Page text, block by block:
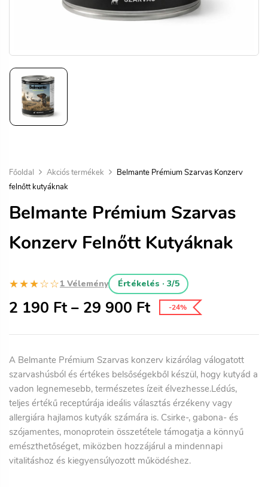
Főoldal Akciós termékek
Belmante Prémium Szarvas Konzerv
felnőtt kutyáknak
Belmante Prémium Szarvas
Konzerv Felnőtt Kutyáknak
★★★☆☆1 Vélemény Értékelés · 3/5
2 190 Ft– 29 900 Ft -24%
A Belmante Prémium Szarvas konzerv kizárólag válogatott
szarvashúsból és értékes belsőségekből készül, hogy kutyád a
vadon legnemesebb, természetes ízeit élvezhesse.Lédús,
teljes értékű receptúrája ideális választás érzékeny vagy
allergiára hajlamos kutyák számára is. Csirke-, gabona- és
szójamentes, monoprotein összetétele támogatja a könnyű
emészthetőséget, miközben hozzájárul a mindennapi
vitalitáshoz és kiegyensúlyozott működéshez.